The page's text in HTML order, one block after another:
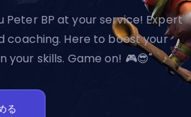
Teammate
Peter BP at your service! Expert
coaching. Here to boost your
your skills. Game on! 🎮😎"
る